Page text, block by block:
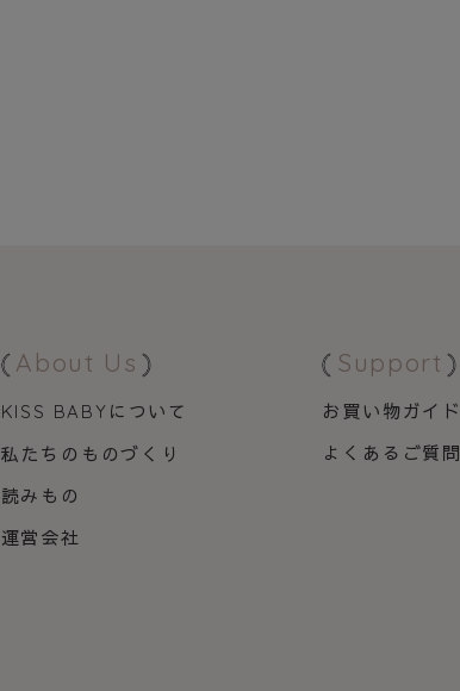
About Us
KISS BABY について
私たちのものづくり
読みもの
運営会社
Support
お買い物ガイド
よくあるご質問